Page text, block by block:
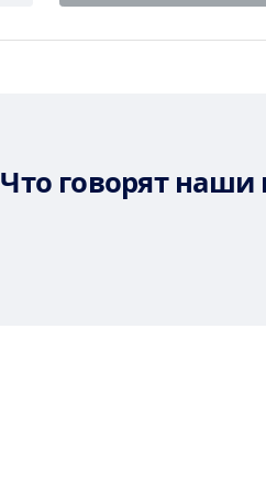
Что говорят наши